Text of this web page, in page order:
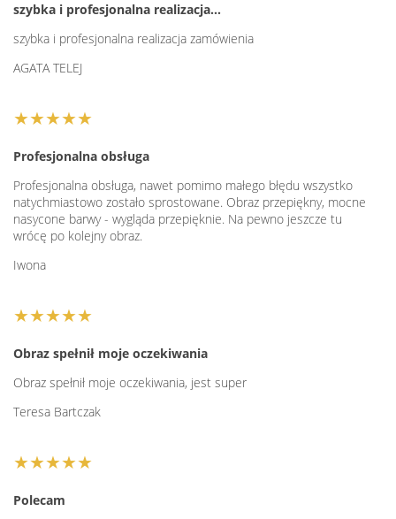
szybka i profesjonalna realizacja…
szybka i profesjonalna realizacja zamówienia
AGATA TELEJ
★★★★★
Profesjonalna obsługa
Profesjonalna obsługa, nawet pomimo małego błędu wszystko
natychmiastowo zostało sprostowane. Obraz przepiękny, mocne
nasycone barwy - wygląda przepięknie. Na pewno jeszcze tu
wrócę po kolejny obraz.
Iwona
★★★★★
Obraz spełnił moje oczekiwania
Obraz spełnił moje oczekiwania, jest super
Teresa Bartczak
★★★★★
Polecam